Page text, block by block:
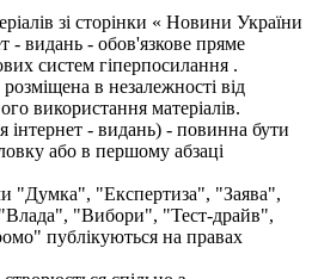
зі сторінки « Новини України
- видань - обов'язкове пряме
систем гіперпосилання .
в незалежності від
використання матеріалів.
інтернет - видань) - повинна бути
або в першому абзаці
"Думка", "Експертиза", "Заява",
"Вибори", "Тест-драйв",
публікуються на правах